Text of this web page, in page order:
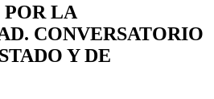
LA
CONVERSATORIO
Y DE